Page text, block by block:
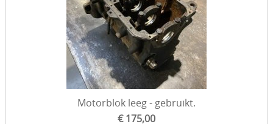
Motorblok leeg - gebruikt.
€ 175,00